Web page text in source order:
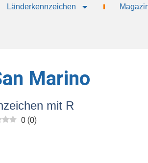
Länderkennzeichen
Marino
mit R
0 (0)